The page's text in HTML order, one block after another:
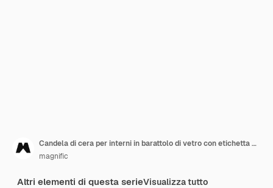
Candela di cera per interni in barattolo di vetro con etichetta mock-up
magnific
Altri elementi di questa serieVisualizza tutto